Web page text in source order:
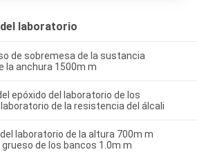
laboratorio
de sobremesa de la sustancia
la anchura 1500m m
epóxido del laboratorio de los
de la resistencia del álcali
laboratorio de la altura 700m m
de los bancos 1.0m m